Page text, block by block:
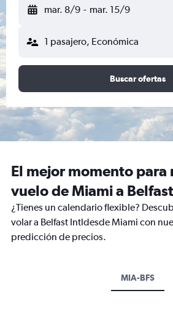
mar. 8/9 - mar. 15/9
1 pasajero, Económica
Buscar ofertas
El mejor momento para
vuelo de Miami a
¿Tienes un calendario flexible?
volar a Belfast Intldesde Miami con
predicción de precios.
MIA-BFS